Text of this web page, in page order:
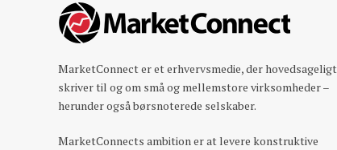
MarketConnect er et erhvervsmedie, der hovedsageligt
skriver til og om små og mellemstore virksomheder –
herunder også børsnoterede selskaber.
MarketConnects ambition er at levere konstruktive